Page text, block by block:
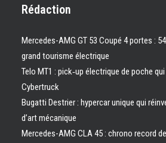
Rédaction
Mercedes-AMG GT 53 Coupé 4 portes :
grand tourisme électrique
Telo MT1 : pick‑up électrique de poche
Cybertruck
Bugatti Destrier : hypercar unique qui
d’art mécanique
Mercedes-AMG CLA 45 : chrono record de